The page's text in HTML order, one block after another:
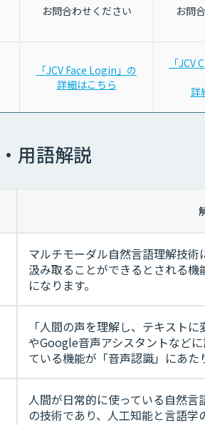
お問合わせください お問
「JCV Face Login」の
詳細はこちら
「JCV
詳
用語解説
マルチモーダル自然言語理解技
汲み取ることができるとされる
になります。
「人間の声を理解し、テキスト
やGoogle音声アシスタントなど
ている機能が「音声認識」にあた
人間が日常的に使っている自然
の技術であり、人工知能と言語学